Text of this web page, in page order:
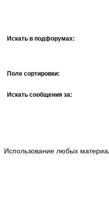
Искать в подфорумах:
Поле сортировки:
Искать сообщения за:
Использование любых